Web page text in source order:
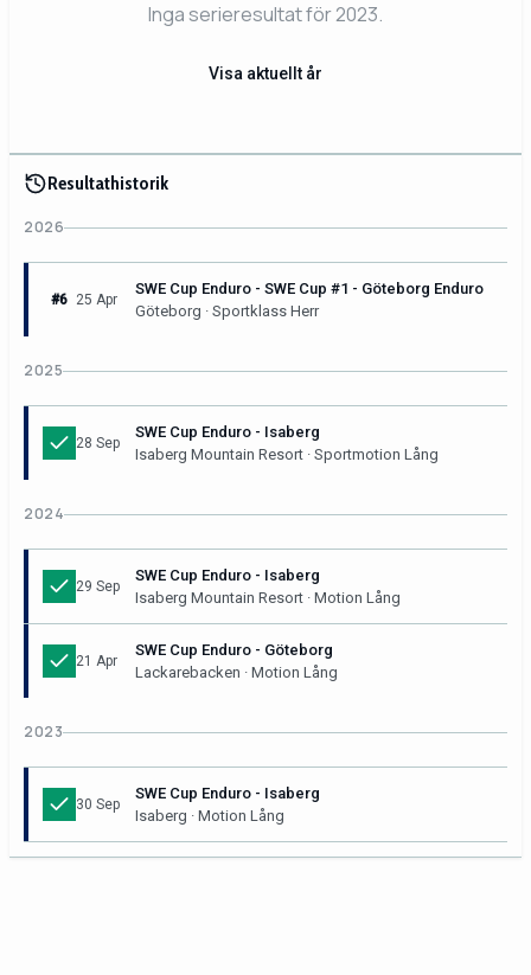
Inga serieresultat för 2023.
Visa aktuellt år
Resultathistorik
2026
#6 25 Apr
SWE Cup Enduro - SWE Cup #1 - Göteborg Enduro
Göteborg · Sportklass Herr
2025
28 Sep
SWE Cup Enduro - Isaberg
Isaberg Mountain Resort · Sportmotion Lång
2024
29 Sep
SWE Cup Enduro - Isaberg
Isaberg Mountain Resort · Motion Lång
21 Apr
SWE Cup Enduro - Göteborg
Lackarebacken · Motion Lång
2023
30 Sep
SWE Cup Enduro - Isaberg
Isaberg · Motion Lång